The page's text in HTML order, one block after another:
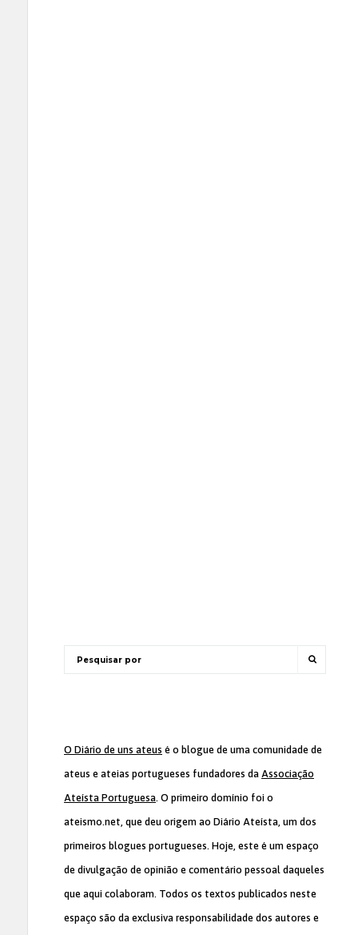
O Diário de uns ateus é o blogue de uma comunidade de
ateus e ateias portugueses fundadores da Associação
Ateísta Portuguesa. O primeiro domínio foi o
ateismo.net, que deu origem ao Diário Ateísta, um dos
primeiros blogues portugueses. Hoje, este é um espaço
de divulgação de opinião e comentário pessoal daqueles
que aqui colaboram. Todos os textos publicados neste
espaço são da exclusiva responsabilidade dos autores e